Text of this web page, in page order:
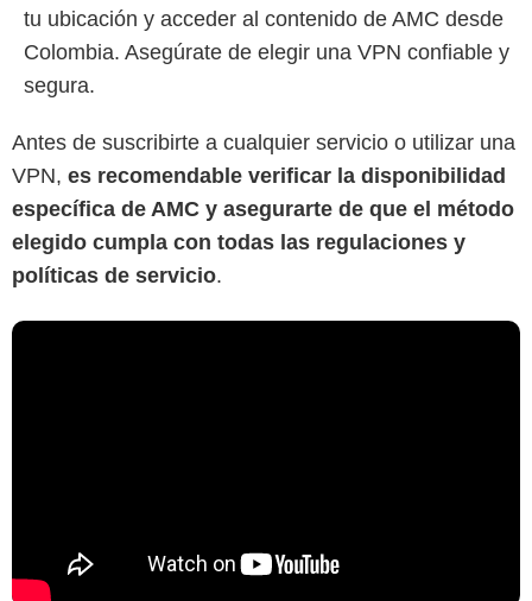
tu ubicación y acceder al contenido de AMC desde
Colombia. Asegúrate de elegir una VPN confiable y
segura.
Antes de suscribirte a cualquier servicio o utilizar una
VPN, es recomendable verificar la disponibilidad
específica de AMC y asegurarte de que el método
elegido cumpla con todas las regulaciones y
políticas de servicio.